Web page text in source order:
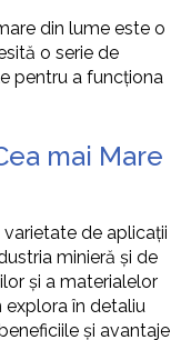
din lume este o
o serie de
pentru a funcționa
mai Mare
de aplicații
minieră și de
și a materialelor
în detaliu
și avantaje